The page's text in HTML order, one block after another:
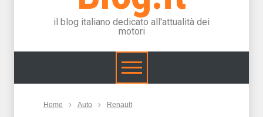
il blog italiano dedicato all'attualità dei
motori
Home Auto Renault